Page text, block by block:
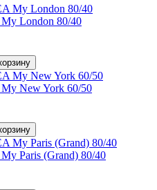
London 80/40
New York 60/50
Paris (Grand) 80/40